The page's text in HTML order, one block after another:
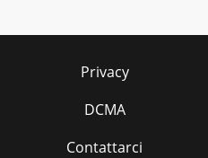
Privacy
DCMA
Contattarci